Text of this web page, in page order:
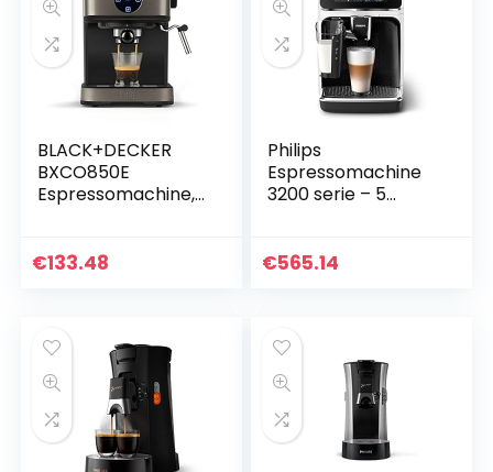
BLACK+DECKER
BXCO850E
Espressomachine,
stoomfunctie,
€133.48
Philips
Espressomachine
3200 serie – 5
Automatische
aroma –
Keramische
maalschijven –
EP3243/50
€565.14